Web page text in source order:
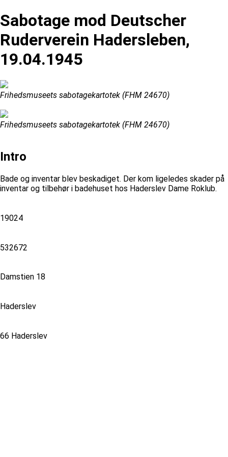
Sabotage mod Deutscher
Ruderverein Hadersleben,
19.04.1945
Frihedsmuseets sabotagekartotek (FHM 24670)
Frihedsmuseets sabotagekartotek (FHM 24670)
Intro
Bade og inventar blev beskadiget. Der kom ligeledes skader på
inventar og tilbehør i badehuset hos Haderslev Dame Roklub.
19024
532672
Damstien 18
Haderslev
66 Haderslev